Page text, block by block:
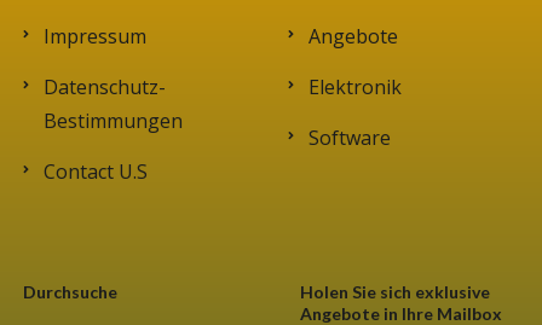
Impressum
Datenschutz-
Bestimmungen
Contact U.S
Angebote
Elektronik
Software
Durchsuche
Holen Sie sich exklusive
Angebote in Ihre Mailbox